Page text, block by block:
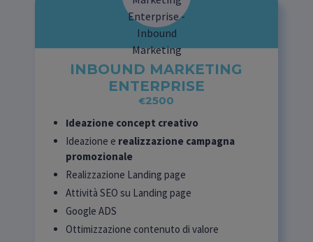
INBOUND MARKETING
ENTERPRISE
€2500
Ideazione concept creativo
Ideazione e realizzazione campagna
promozionale
Realizzazione Landing page
Attività SEO su Landing page
Google ADS
Ottimizzazione contenuto di valore